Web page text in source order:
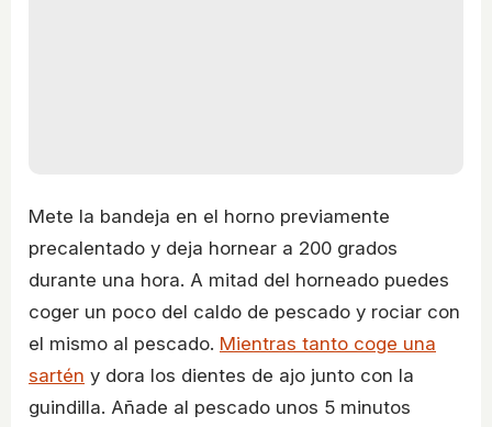
Mete la bandeja en el horno previamente
precalentado y deja hornear a 200 grados
durante una hora. A mitad del horneado puedes
coger un poco del caldo de pescado y rociar con
el mismo al pescado. Mientras tanto coge una
sartén y dora los dientes de ajo junto con la
guindilla. Añade al pescado unos 5 minutos